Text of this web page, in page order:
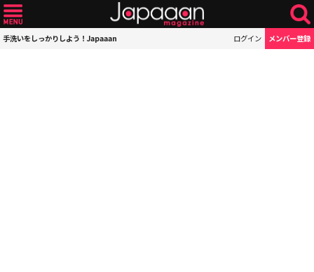
手洗いをしっかりしよう！Japaaan ログイン メンバー登録